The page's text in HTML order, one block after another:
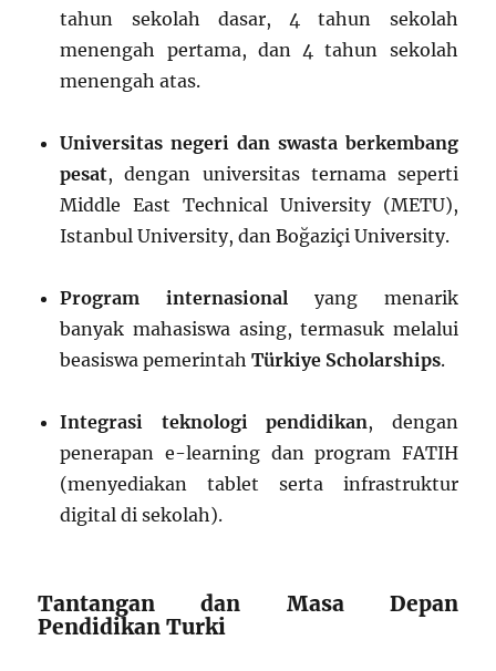
tahun sekolah dasar, 4 tahun sekolah
menengah pertama, dan 4 tahun sekolah
menengah atas.
Universitas negeri dan swasta berkembang
pesat, dengan universitas ternama seperti
Middle East Technical University (METU),
Istanbul University, dan Boğaziçi University.
Program internasional yang menarik
banyak mahasiswa asing, termasuk melalui
beasiswa pemerintahTürkiye Scholarships.
Integrasi teknologi pendidikan, dengan
penerapan e-learning dan program FATIH
(menyediakan tablet serta infrastruktur
digital di sekolah).
Tantangan dan Masa Depan
Pendidikan Turki